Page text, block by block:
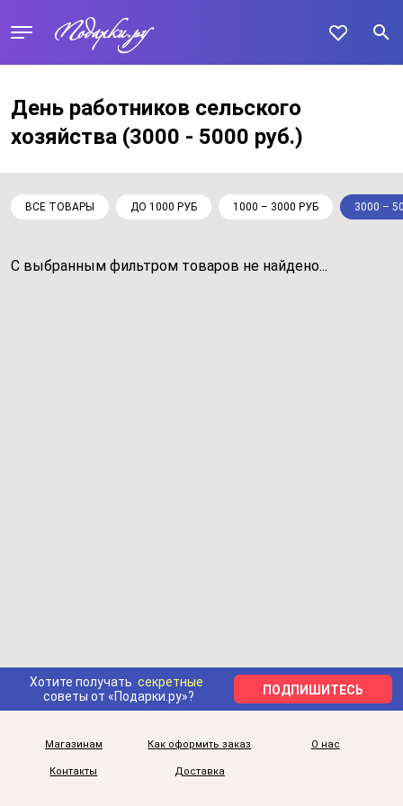
День работников сельского
хозяйства (3000 - 5000 руб.)
ВСЕ ТОВАРЫ ДО 1000 РУБ 1000 – 3000 РУБ 3000 –
С выбранным фильтром товаров не найдено...
Хотите получать секретные
советы от «Подарки.ру»?
ПОДПИШИТЕСЬ
Магазинам Как оформить заказ О нас
Контакты Доставка